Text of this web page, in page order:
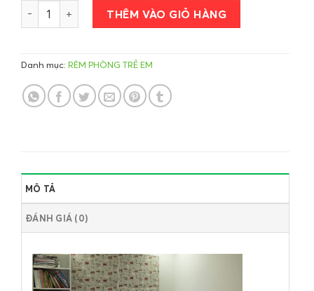
Rèm roman trẻ em số lượngTHÊM VÀO GIỎ HÀNG
Danh mục: RÈM PHÒNG TRẺ EM
MÔ TẢ
ĐÁNH GIÁ (0)